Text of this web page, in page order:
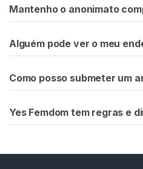
Mantenho o anonimato
Alguém pode ver o meu
Como posso submeter um
Yes Femdom tem regras e
C
o
t
ú
d
o